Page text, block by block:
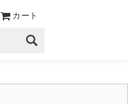
カート